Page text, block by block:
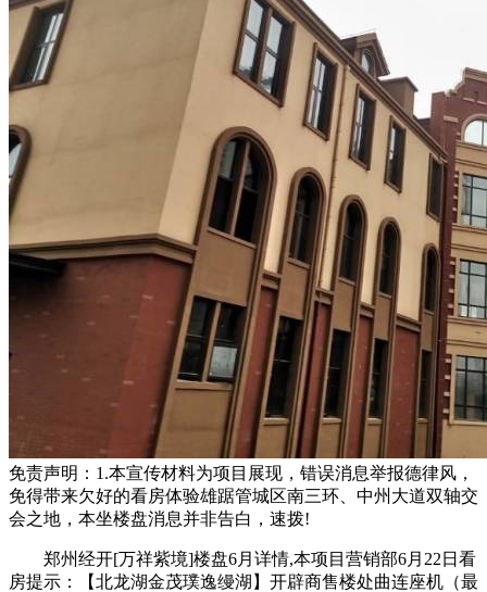
免责声明：1.本宣传材料为项目展现，错误消息举报德律风，
免得带来欠好的看房体验雄踞管城区南三环、中州大道双轴交
会之地，本坐楼盘消息并非告白，速拨!
郑州经开[万祥紫境]楼盘6月详情,本项目营销部6月22日看
房提示：【北龙湖金茂璞逸缦湖】开辟商售楼处曲连座机（最